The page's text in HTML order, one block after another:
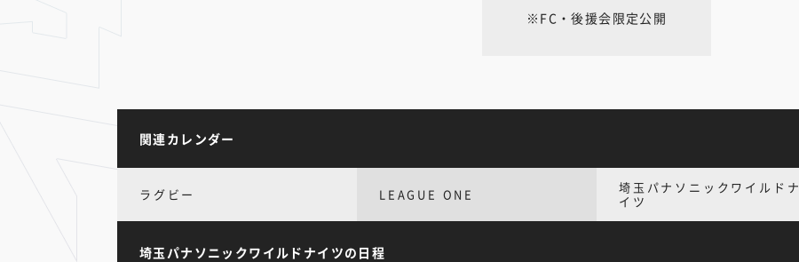
※FC・後援会限定公開
関連カレンダー
ラグビー LEAGUE ONE
埼玉パナソニックワイルドナ
イツ
埼玉パナソニックワイルドナイツの日程